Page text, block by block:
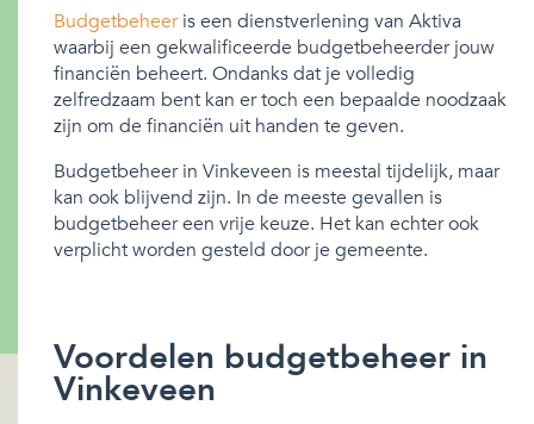
Budgetbeheeris een dienstverlening van Aktiva
waarbij een gekwalificeerde budgetbeheerder jouw
financiën beheert. Ondanks dat je volledig
zelfredzaam bent kan er toch een bepaalde noodzaak
zijn om de financiën uit handen te geven.
Budgetbeheer in Vinkeveen is meestal tijdelijk, maar
kan ook blijvend zijn. In de meeste gevallen is
budgetbeheer een vrije keuze. Het kan echter ook
verplicht worden gesteld door je gemeente.
Voordelen budgetbeheer in
Vinkeveen